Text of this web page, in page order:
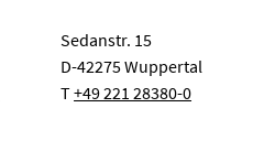
Sedanstr. 15
D-42275 Wuppertal
T+49 221 28380-0